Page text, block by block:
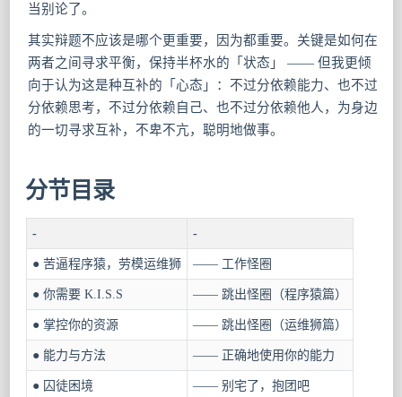
当别论了。
其实辩题不应该是哪个更重要，因为都重要。关键是如何在
两者之间寻求平衡，保持半杯水的「状态」 —— 但我更倾
向于认为这是种互补的「心态」：不过分依赖能力、也不过
分依赖思考，不过分依赖自己、也不过分依赖他人，为身边
的一切寻求互补，不卑不亢，聪明地做事。
分节目录
- -
● 苦逼程序猿，劳模运维狮 —— 工作怪圈
● 你需要 K.I.S.S —— 跳出怪圈（程序猿篇）
● 掌控你的资源 —— 跳出怪圈（运维狮篇）
● 能力与方法 —— 正确地使用你的能力
● 囚徒困境 —— 别宅了，抱团吧